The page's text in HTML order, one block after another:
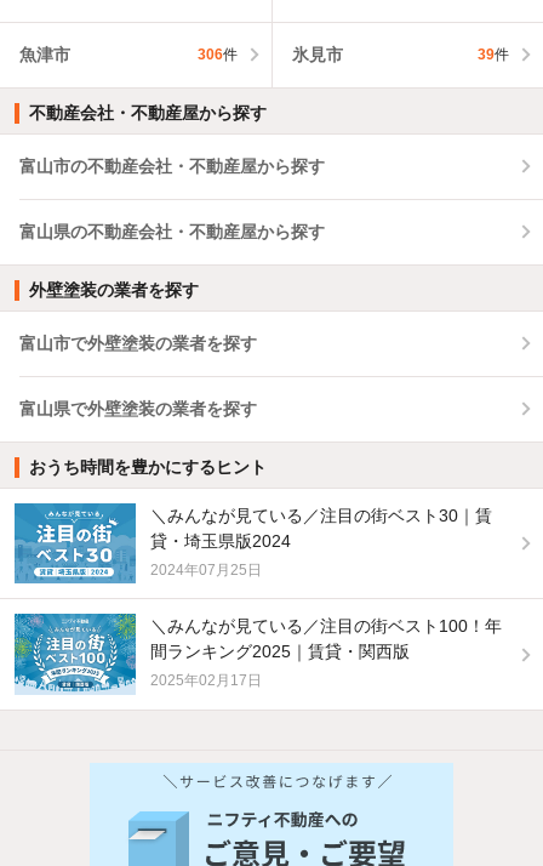
魚津市 306件 氷見市 39件
不動産会社・不動産屋から探す
富山市の不動産会社・不動産屋から探す
富山県の不動産会社・不動産屋から探す
外壁塗装の業者を探す
富山市で外壁塗装の業者を探す
富山県で外壁塗装の業者を探す
おうち時間を豊かにするヒント
＼みんなが見ている／注目の街ベスト30｜賃
貸・埼玉県版2024
2024年07月25日
＼みんなが見ている／注目の街ベスト100！年
間ランキング2025｜賃貸・関西版
2025年02月17日
他の人はこんな条件で絞り込んでいます！
バス・トイレ別 2階以上